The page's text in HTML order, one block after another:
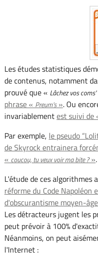
Les études statistiques
de contenus, notamment
prouvé que « Lâchez vos coms'
phrase « Preum's». Ou
invariablementest suivi de
Par exemple, le pseudo
de Skyrock entrainera
« coucou, tu veux voir ma bite ?».
L'étude de ces algorithmes
réforme du Code
d'obscurantisme moyen-
Les détracteurs jugent les
peut prévoir à 100%
Néanmoins, on peut
l'Internet :